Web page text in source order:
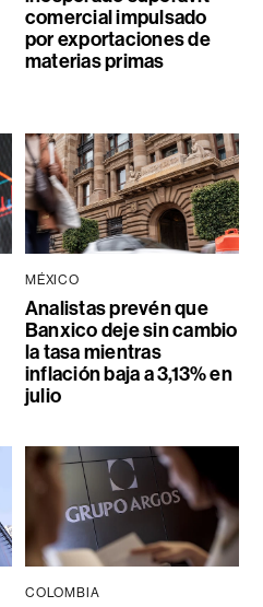
comercial impulsado
por exportaciones de
materias primas
MÉXICO
Analistas prevén que
Banxico deje sin cambio
la tasa mientras
inflación baja a 3,13% en
julio
COLOMBIA